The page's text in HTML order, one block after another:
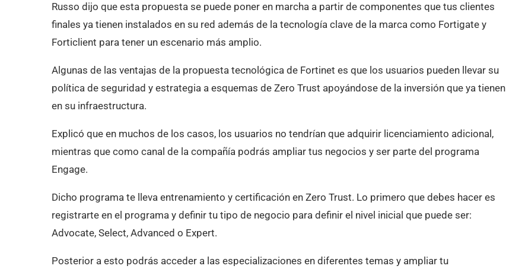
Russo dijo que esta propuesta se puede poner en marcha a partir de componentes que tus clientes
finales ya tienen instalados en su red además de la tecnología clave de la marca como Fortigate y
Forticlient para tener un escenario más amplio.
Algunas de las ventajas de la propuesta tecnológica de Fortinet es que los usuarios pueden llevar su
política de seguridad y estrategia a esquemas de Zero Trust apoyándose de la inversión que ya tienen
en su infraestructura.
Explicó que en muchos de los casos, los usuarios no tendrían que adquirir licenciamiento adicional,
mientras que como canal de la compañía podrás ampliar tus negocios y ser parte del programa
Engage.
Dicho programa te lleva entrenamiento y certificación en Zero Trust. Lo primero que debes hacer es
registrarte en el programa y definir tu tipo de negocio para definir el nivel inicial que puede ser:
Advocate, Select, Advanced o Expert.
Posterior a esto podrás acceder a las especializaciones en diferentes temas y ampliar tu